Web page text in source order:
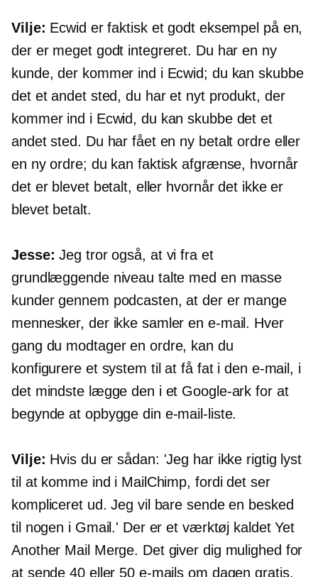
Vilje: Ecwid er faktisk et godt eksempel på en,
der er meget godt integreret. Du har en ny
kunde, der kommer ind i Ecwid; du kan skubbe
det et andet sted, du har et nyt produkt, der
kommer ind i Ecwid, du kan skubbe det et
andet sted. Du har fået en ny betalt ordre eller
en ny ordre; du kan faktisk afgrænse, hvornår
det er blevet betalt, eller hvornår det ikke er
blevet betalt.
Jesse: Jeg tror også, at vi fra et
grundlæggende niveau talte med en masse
kunder gennem podcasten, at der er mange
mennesker, der ikke samler en e-mail. Hver
gang du modtager en ordre, kan du
konfigurere et system til at få fat i den e-mail, i
det mindste lægge den i et Google-ark for at
begynde at opbygge din e-mail-liste.
Vilje: Hvis du er sådan: 'Jeg har ikke rigtig lyst
til at komme ind i MailChimp, fordi det ser
kompliceret ud. Jeg vil bare sende en besked
til nogen i Gmail.' Der er et værktøj kaldet Yet
Another Mail Merge. Det giver dig mulighed for
at sende 40 eller 50 e-mails om dagen gratis.